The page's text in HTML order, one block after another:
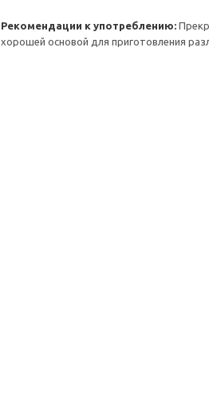
Рекомендации к употреблению:
хорошей основой для приготовления